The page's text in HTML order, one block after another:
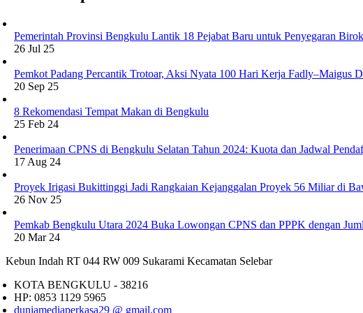
Pemerintah Provinsi Bengkulu Lantik 18 Pejabat Baru untuk Penyegaran
26 Jul 25
Pemkot Padang Percantik Trotoar, Aksi Nyata 100 Hari Kerja Fadly–Maigus
20 Sep 25
8 Rekomendasi Tempat Makan di Bengkulu
25 Feb 24
Penerimaan CPNS di Bengkulu Selatan Tahun 2024: Kuota dan Jadwal
17 Aug 24
Proyek Irigasi Bukittinggi Jadi Rangkaian Kejanggalan Proyek 56 Miliar di
26 Nov 25
Pemkab Bengkulu Utara 2024 Buka Lowongan CPNS dan PPPK dengan
20 Mar 24
Kebun Indah RT 044 RW 009 Sukarami Kecamatan Selebar
KOTA BENGKULU - 38216
HP: 0853 1129 5965
duniamediaperkasa29 @ gmail.com